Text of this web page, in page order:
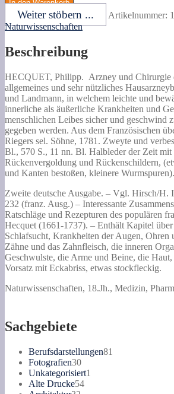
Arzney
und
Chirurgie
Armen.
allgemeines
und
sehr
nützliches
Hausarzneybuch
für
den
Bürger
und
Landmann,
welchem
leichte
und
bewährte
Mittel,
die
sowohl
innerliche
äußerliche
Gebrechen
des
Leibes
sicher
geschwind
In den Warenkorb
Weiter stöbern ... Artikelnummer:
Naturwissenschaften
Beschreibung
HECQUET, Philipp. Arzney und Chirurgie
allgemeines und sehr nützliches
und Landmann, in welchem leichte und
innerliche als äußerliche Krankheiten und
menschlichen Leibes sicher und geschwind
gegeben werden. Aus dem Französischen
Riegers sel. Söhne, 1781. Zweyte und
Bl., 570 S., 11 nn. Bl. Halbleder der Zeit mit
Rückenvergoldung und Rückenschildern,
und Kanten bestoßen, kleinere Wurmspuren).
Zweite deutsche Ausgabe. – Vgl. Hirsch/H.
232 (franz. Ausg.) – Interessante
Ratschläge und Rezepturen des populären
Hecquet (1661-1737). – Enthält Kapitel
Schlafsucht, Krankheiten der Augen, Ohren
Zähne und das Zahnfleisch, die inneren
Geschwulste, die Arme und Beine, die
Vorsatz mit Eckabriss, etwas stockfleckig.
Naturwissenschaften, 18.Jh., Medizin,
Sachgebiete
Berufsdarstellungen81
Fotografien3030
Produkte
Unkategorisiert1
Alte Drucke5454